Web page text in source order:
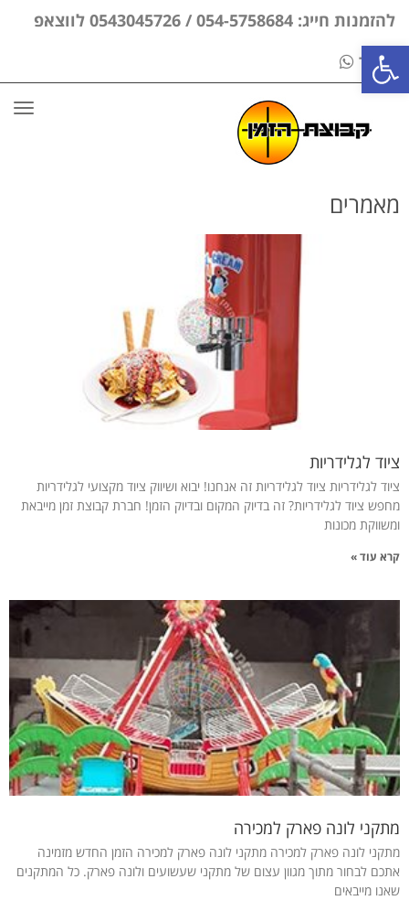
פתח סרגל נגישות
להזמנות חייג: 054-5758684 / 0543045726 לווצאפ
בלבד
מאמרים
ציוד לגלידריות
ציוד לגלידריות ציוד לגלידריות זה אנחנו! יבוא ושיווק ציוד מקצועי לגלידריות
מחפש ציוד לגלידריות? זה בדיוק המקום ובדיוק הזמן! חברת קבוצת זמן מייבאת
ומשווקת מכונות
קרא עוד »
מתקני לונה פארק למכירה
מתקני לונה פארק למכירה מתקני לונה פארק למכירה הזמן החדש מזמינה
אתכם לבחור מתוך מגוון עצום של מתקני שעשועים ולונה פארק. כל המתקנים
שאנו מייבאים